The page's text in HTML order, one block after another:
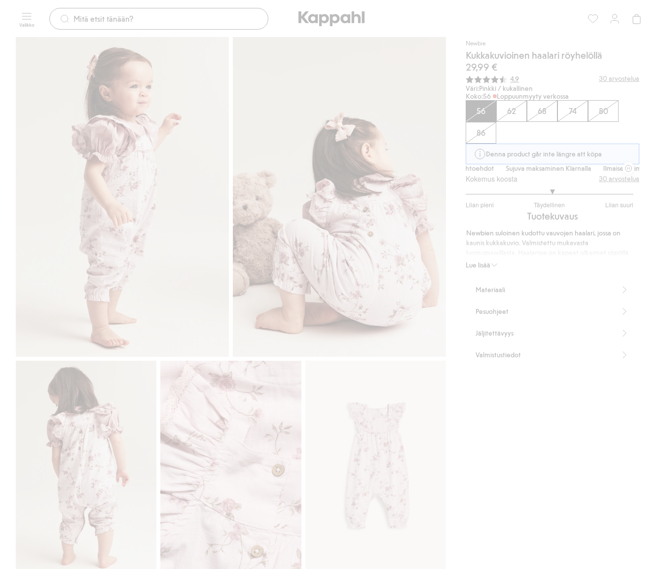
Valikko
Newbie
Kukkakuvioinen haalari röyhelöllä
29,99 €
Keskimääräinen luokitus:
4.9 30 arvostelua
Väri:Pinkki / kukallinen
Koko:56 Loppuunmyyty verkossa
56 62 68 74 80
86
Denna product går inte längre att köpa
Sujuva maksaminen Klarnalla
Ilmaiset toimitusvaihtoehdot Sujuva maksaminen Klarnalla Ilmaiset
Kokemus koosta
Liian pieni Täydellinen Liian suuri
/
ääneen
30 arvostelua
Tuotekuvaus
Lue lisää
Newbien suloinen kudottu vauvojen haalari, jossa on
kaunis kukkakuvio. Valmistettu mukavasta
röyhelöllä, tasku takana sekä joustonauha röyhelöllä
100 % luomupuuvillaa.
Organic cotton
Materiaali
Pesuohjeet
Jäljitettävyys
Valmistustiedot